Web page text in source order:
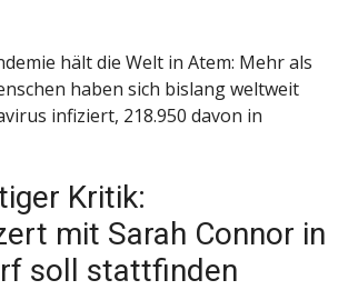
hält die Welt in Atem: Mehr als
haben sich bislang weltweit
infiziert, 218.950 davon in
Kritik:
mit Sarah Connor in
soll stattfinden